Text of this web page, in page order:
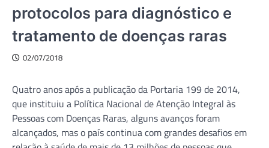
protocolos para diagnóstico e
tratamento de doenças raras
02/07/2018
Quatro anos após a publicação da Portaria 199 de 2014,
que instituiu a Política Nacional de Atenção Integral às
Pessoas com Doenças Raras, alguns avanços foram
alcançados, mas o país continua com grandes desafios em